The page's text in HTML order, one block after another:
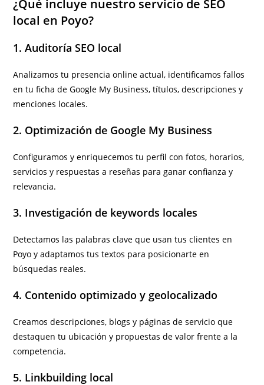
¿Qué incluye nuestro servicio de SEO
local en Poyo?
1. Auditoría SEO local
Analizamos tu presencia online actual, identificamos fallos
en tu ficha de Google My Business, títulos, descripciones y
menciones locales.
2. Optimización de Google My Business
Configuramos y enriquecemos tu perfil con fotos, horarios,
servicios y respuestas a reseñas para ganar confianza y
relevancia.
3. Investigación de keywords locales
Detectamos las palabras clave que usan tus clientes en
Poyo y adaptamos tus textos para posicionarte en
búsquedas reales.
4. Contenido optimizado y geolocalizado
Creamos descripciones, blogs y páginas de servicio que
destaquen tu ubicación y propuestas de valor frente a la
competencia.
5. Linkbuilding local